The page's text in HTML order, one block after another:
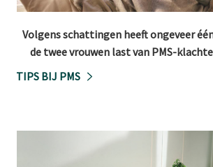
Volgens schattingen heeft ongeveer
de twee vrouwen last van PMS-
TIPS BIJ PMS